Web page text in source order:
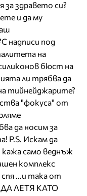
за здравето си?
и да му
надписи под
на
бюст на
ли трябва да
тийнейджарите?
"фокуса" от
да носим за
P.S. Искам да
кажа само веднъж
комплекс
...и така от
ДА ЛЕТЯ КАТО